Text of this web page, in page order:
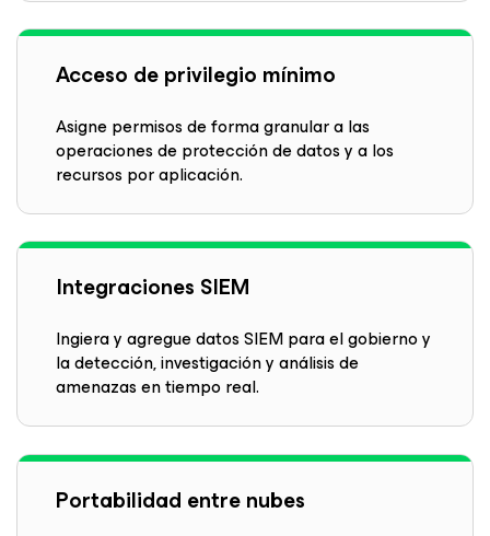
Acceso de privilegio mínimo
Asigne permisos de forma granular a las
operaciones de protección de datos y a los
recursos por aplicación.
Integraciones SIEM
Ingiera y agregue datos SIEM para el gobierno y
la detección, investigación y análisis de
amenazas en tiempo real.
Portabilidad entre nubes